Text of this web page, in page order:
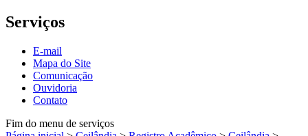
Serviços
E-mail
Mapa do Site
Comunicação
Ouvidoria
Contato
Fim do menu de serviços